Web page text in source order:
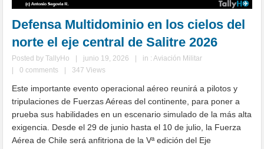
Defensa Multidominio en los cielos del
norte el eje central de Salitre 2026
Posted byTallyHo junio 19, 2026 in :Aviación Militar
0 comments 347 Views
Este importante evento operacional aéreo reunirá a pilotos y
tripulaciones de Fuerzas Aéreas del continente, para poner a
prueba sus habilidades en un escenario simulado de la más alta
exigencia. Desde el 29 de junio hasta el 10 de julio, la Fuerza
Aérea de Chile será anfitriona de la Vª edición del Eje